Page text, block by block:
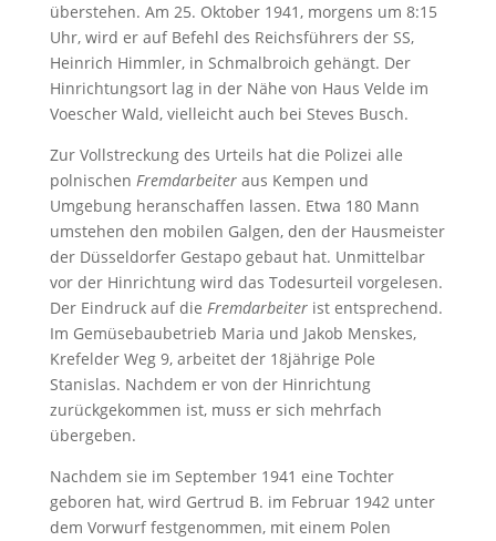
überstehen. Am 25. Oktober 1941, morgens um 8:15
Uhr, wird er auf Befehl des Reichsführers der SS,
Heinrich Himmler, in Schmalbroich gehängt. Der
Hinrichtungsort lag in der Nähe von Haus Velde im
Voescher Wald, vielleicht auch bei Steves Busch.
Zur Vollstreckung des Urteils hat die Polizei alle
polnischen Fremdarbeiter aus Kempen und
Umgebung heranschaffen lassen. Etwa 180 Mann
umstehen den mobilen Galgen, den der Hausmeister
der Düsseldorfer Gestapo gebaut hat. Unmittelbar
vor der Hinrichtung wird das Todesurteil vorgelesen.
Der Eindruck auf die Fremdarbeiter ist entsprechend.
Im Gemüsebaubetrieb Maria und Jakob Menskes,
Krefelder Weg 9, arbeitet der 18jährige Pole
Stanislas. Nachdem er von der Hinrichtung
zurückgekommen ist, muss er sich mehrfach
übergeben.
Nachdem sie im September 1941 eine Tochter
geboren hat, wird Gertrud B. im Februar 1942 unter
dem Vorwurf festgenommen, mit einem Polen